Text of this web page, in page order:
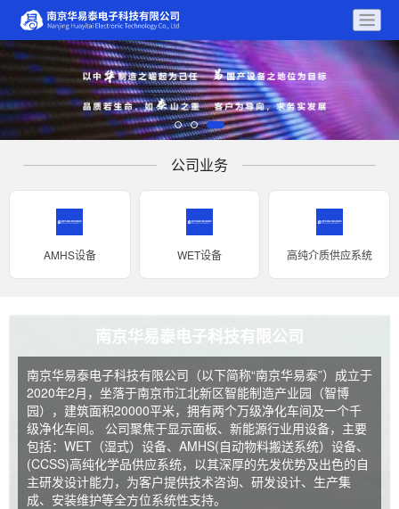
公司业务
AMHS设备 WET设备 高纯介质供应系统
南京华易泰电子科技有限公司
南京华易泰电子科技有限公司（以下简称“南京华易泰”）成立于
2020年2月，坐落于南京市江北新区智能制造产业园（智博
园），建筑面积20000平米，拥有两个万级净化车间及一个千
级净化车间。 公司聚焦于显示面板、新能源行业用设备，主要
包括：WET（湿式）设备、AMHS(自动物料搬送系统）设备、
(CCSS)高纯化学品供应系统，以其深厚的先发优势及出色的自
主研发设计能力，为客户提供技术咨询、研发设计、生产集
成、安装维护等全方位系统性支持。